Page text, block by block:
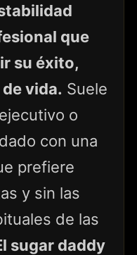
que
su éxito,
vida. Suele
o
con una
prefiere
y sin las
de las
sugar daddy